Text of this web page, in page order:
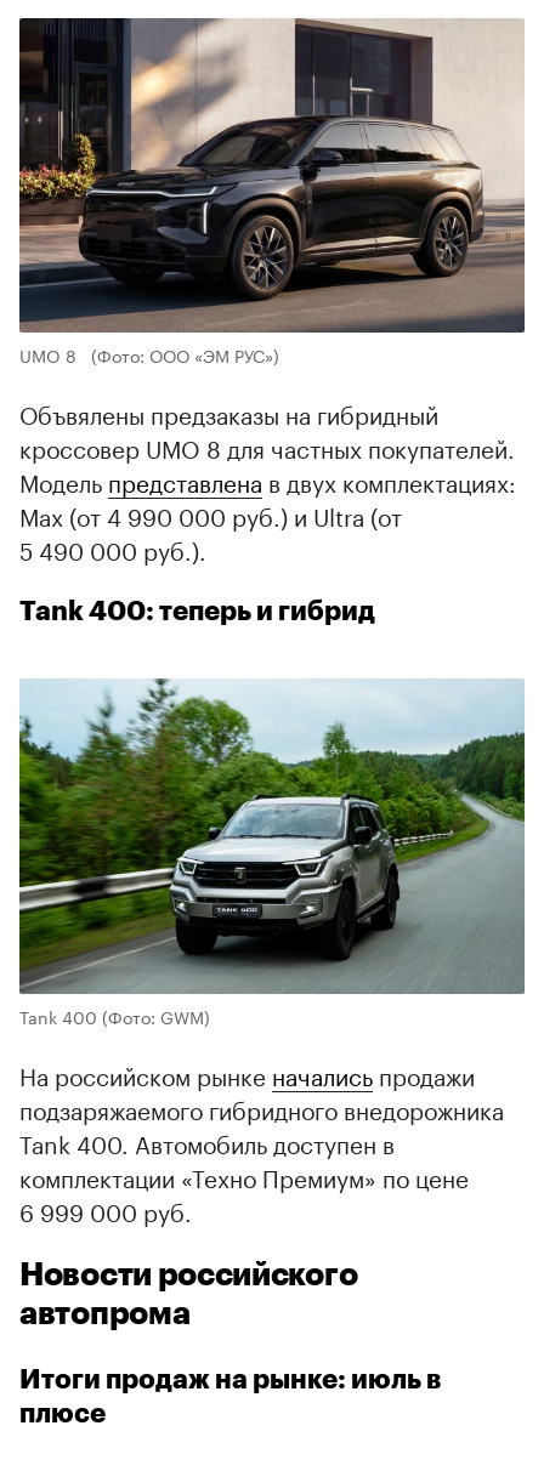
UMO 8 (Фото: ООО «ЭМ РУС»)
Объвялены предзаказы на гибридный
кроссовер UMO 8 для частных покупателей.
Модель представлена в двух комплектациях:
Max (от 4 990 000 руб.) и Ultra (от
5 490 000 руб.).
Tank 400: теперь и гибрид
Tank 400 (Фото: GWM)
На российском рынке начались продажи
подзаряжаемого гибридного внедорожника
Tank 400. Автомобиль доступен в
комплектации «Техно Премиум» по цене
6 999 000 руб.
Новости российского
автопрома
Итоги продаж на рынке: июль в
плюсе